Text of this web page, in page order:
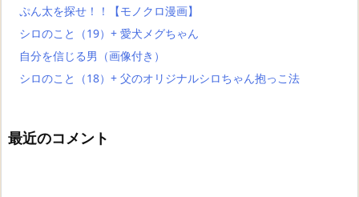
ぷん太を探せ！！【モノクロ漫画】
シロのこと（19）+ 愛犬メグちゃん
自分を信じる男（画像付き）
シロのこと（18）+ 父のオリジナルシロちゃん抱っこ法
最近のコメント